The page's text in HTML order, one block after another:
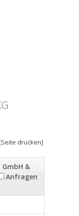
drucken]
&
Anfragen